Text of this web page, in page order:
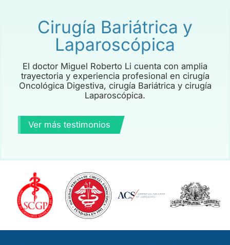
Cirugía Bariátrica y
Laparoscópica
El doctor Miguel Roberto Li cuenta con amplia
trayectoria y experiencia profesional en cirugía
Oncológica Digestiva, cirugía Bariátrica y cirugía
Laparoscópica.
Ver más testimonios